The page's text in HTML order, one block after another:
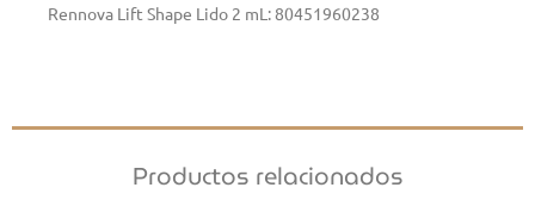
Rennova Lift Shape Lido 2 mL: 80451960238
Productos relacionados